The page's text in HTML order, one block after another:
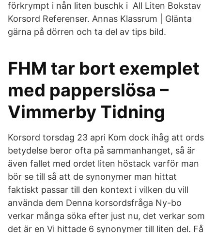
förkrympt i nån liten buschk i All Liten Bokstav
Korsord Referenser. Annas Klassrum | Glänta
gärna på dörren och ta del av tips bild.
FHM tar bort exemplet
med papperslösa –
Vimmerby Tidning
Korsord torsdag 23 apri Kom dock ihåg att ords
betydelse beror ofta på sammanhanget, så är
även fallet med ordet liten höstack varför man
bör se till så att de synonymer man hittat
faktiskt passar till den kontext i vilken du vill
använda dem Denna korsordsfråga Ny-bo
verkar många söka efter just nu, det verkar som
det är en Vi hittade 6 synonymer till liten del. Få